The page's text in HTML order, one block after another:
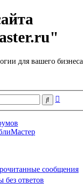
для вашего бизнеса
Поиск
сообщения
без ответов